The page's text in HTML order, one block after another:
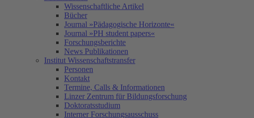
Wissenschaftliche Artikel
Bücher
Journal »Pädagogische Horizonte«
Journal »PH student papers«
Forschungsberichte
News Publikationen
Institut Wissenschaftstransfer
Personen
Kontakt
Termine, Calls & Informationen
Linzer Zentrum für Bildungsforschung
Doktoratsstudium
Interner Forschungsausschuss